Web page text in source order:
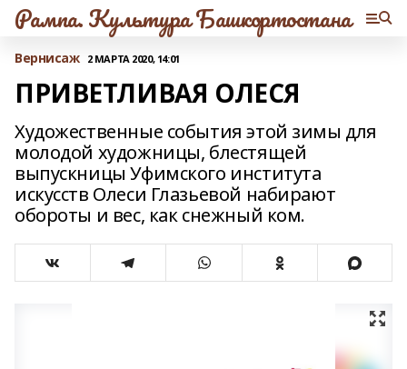
Рампа. Культура Башкортостана
Вернисаж 2 МАРТА 2020, 14:01
ПРИВЕТЛИВАЯ ОЛЕСЯ
Художественные события этой зимы для
молодой художницы, блестящей
выпускницы Уфимского института
искусств Олеси Глазьевой набирают
обороты и вес, как снежный ком.